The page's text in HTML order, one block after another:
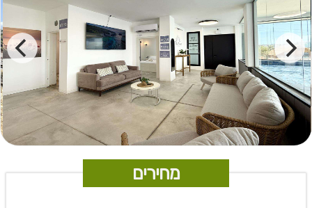
מחירים